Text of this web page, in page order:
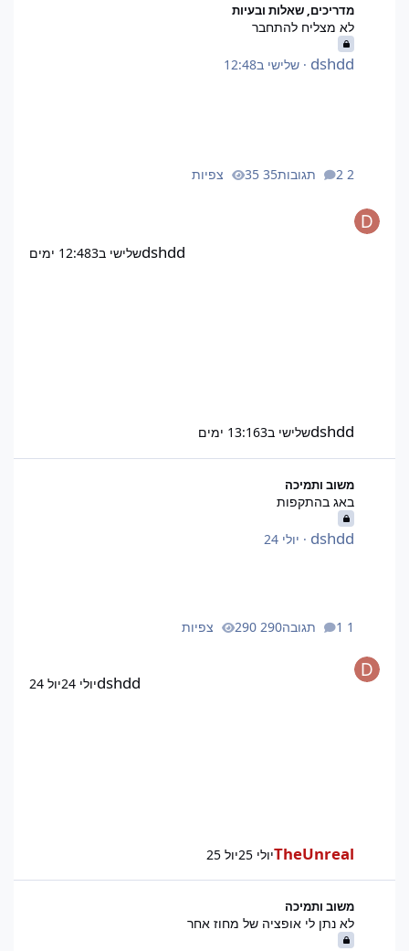
מדריכים, שאלות ובעיות
לא מצליח להתחבר
dshdd
· שלישי ב12:48
2 תגובות 35 צפיות
dshddשלישי ב12:483 ימים
dshddשלישי ב13:163 ימים
משוב ותמיכה
באג בהתקפות
dshdd
· יולי 24
1 תגובה 290 צפיות
dshddיולי 24 יול 24
TheUnrealיולי 25 יול 25
משוב ותמיכה
לא נתן לי אופציה של מחוז אחר